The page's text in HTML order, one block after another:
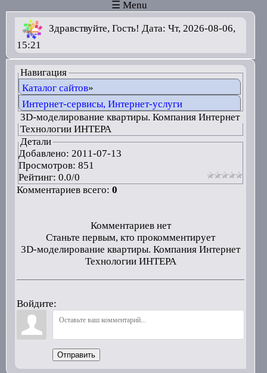
☰ Menu
Здравствуйте, Гость! Дата: Чт, 2026-08-06,
15:21
Навигация
Каталог сайтов»
Интернет-сервисы, Интернет-услуги
3D-моделирование квартиры. Компания Интернет
Технологии ИНТЕРА
Детали
Добавлено: 2011-07-13
Просмотров: 851
Рейтинг: 0.0/0
Комментариев всего: 0
Комментариев нет
Станьте первым, кто прокомментирует
3D-моделирование квартиры. Компания Интернет
Технологии ИНТЕРА
Войдите:
Отправить